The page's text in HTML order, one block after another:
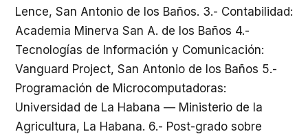
Lence, San Antonio de los Baños. 3.- Contabilidad:
Academia Minerva San A. de los Baños 4.-
Tecnologías de Información y Comunicación:
Vanguard Project, San Antonio de los Baños 5.-
Programación de Microcomputadoras:
Universidad de La Habana — Ministerio de la
Agricultura, La Habana. 6.- Post-grado sobre